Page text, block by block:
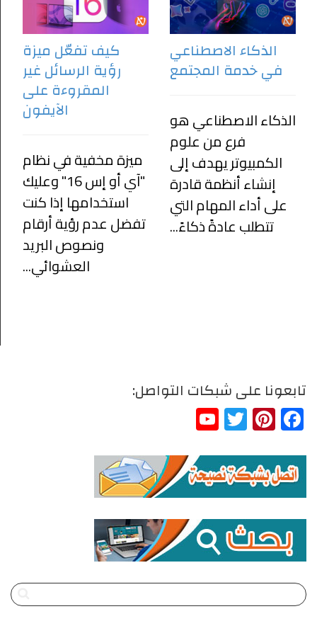
كيف تفعّل ميزة
رؤية الرسائل غير
المقروءة على
الآيفون
ميزة مخفية في نظام
"آي أو إس 16" وعليك
استخدامها إذا كنت
تفضل عدم رؤية أرقام
ونصوص البريد
العشوائي...
الذكاء الاصطناعي
في خدمة المجتمع
الذكاء الاصطناعي هو
فرع من علوم
الكمبيوتر يهدف إلى
إنشاء أنظمة قادرة
على أداء المهام التي
تتطلب عادةً ذكاءً...
تابعونا على شبكات التواصل:
Facebook
Pinterest
Twitter